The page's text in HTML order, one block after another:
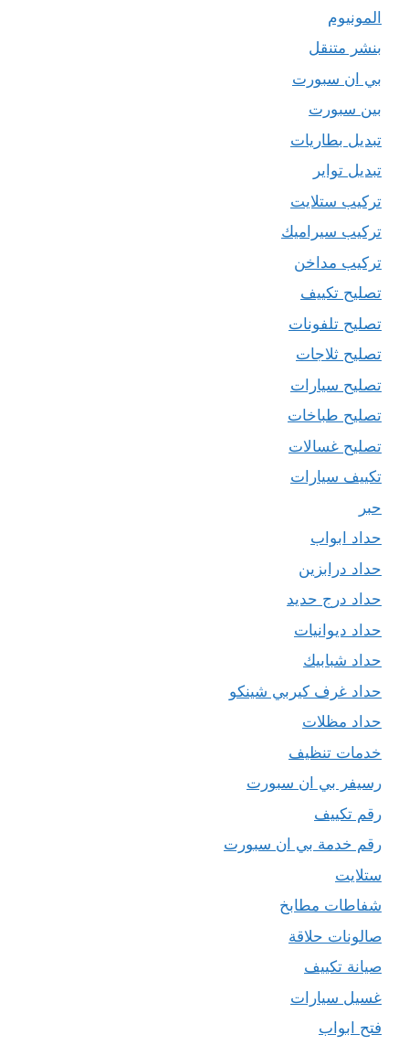
المونيوم
بنشر متنقل
بي ان سبورت
بين سبورت
تبديل بطاريات
تبديل تواير
تركيب ستلايت
تركيب سيراميك
تركيب مداخن
تصليح تكييف
تصليح تلفونات
تصليح ثلاجات
تصليح سيارات
تصليح طباخات
تصليح غسالات
تكييف سيارات
حبر
حداد ابواب
حداد درابزين
حداد درج حديد
حداد ديوانيات
حداد شبابيك
حداد غرف كيربي شينكو
حداد مظلات
خدمات تنظيف
رسيفر بي ان سبورت
رقم تكييف
رقم خدمة بي ان سبورت
ستلايت
شفاطات مطابخ
صالونات حلاقة
صيانة تكييف
غسيل سيارات
فتح ابواب